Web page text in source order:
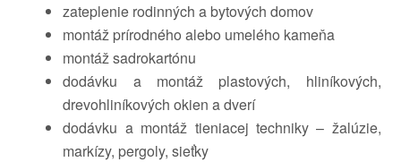
zateplenie rodinných a bytových domov
montáž prírodného alebo umelého kameňa
montáž sadrokartónu
dodávku a montáž plastových, hliníkových,
drevohliníkových okien a dverí
dodávku a montáž tieniacej techniky – žalúzie,
markízy, pergoly, sieťky